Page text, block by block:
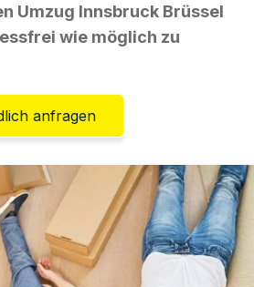
Umzug Innsbruck Brüssel
wie möglich zu
anfragen